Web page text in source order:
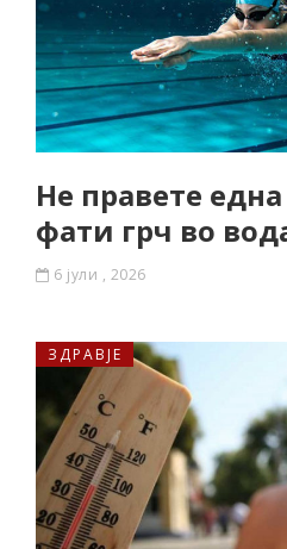
Не правете
фати грч во
6 јули , 2026
ЗДРАВЈЕ